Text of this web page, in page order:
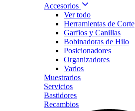
Accesorios
Ver todo
Herramientas de Corte
Garfios y Canillas
Bobinadoras de Hilo
Posicionadores
Organizadores
Varios
Muestrarios
Servicios
Bastidores
Recambios